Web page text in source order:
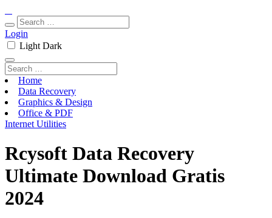
Login
Light Dark
Home
Data Recovery
Graphics & Design
Office & PDF
Internet Utilities
Rcysoft Data Recovery
Ultimate Download Gratis
2024